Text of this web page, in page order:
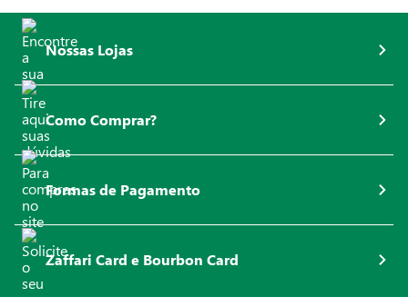
Nossas Lojas
Como Comprar?
Formas de Pagamento
Zaffari Card e Bourbon Card